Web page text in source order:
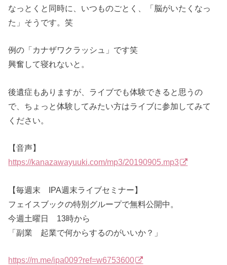
なっとくと同時に、いつものごとく、「脳がいたくなっ
た」そうです。笑
例の「カナザワクラッシュ」です笑
興奮して寝れないと。
後遺症もありますが、ライブでも体験できると思うの
で、ちょっと体験してみたい方はライブに参加してみて
ください。
【音声】
https://kanazawayuuki.com/mp3/20190905.mp3
【毎週末 IPA週末ライブセミナー】
フェイスブックの特別グループで無料公開中。
今週土曜日 13時から
「副業 起業で何からするのがいいか？」
https://m.me/ipa009?ref=w6753600